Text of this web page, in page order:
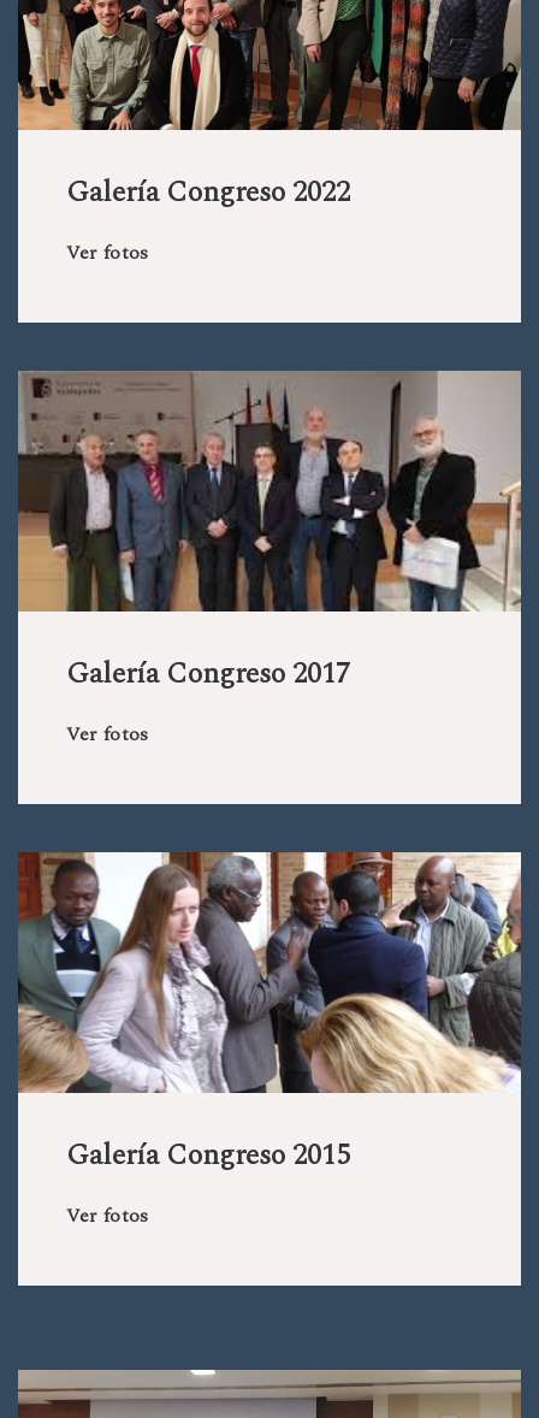
Galería Congreso 2022
Ver fotos
Galería Congreso 2017
Ver fotos
Galería Congreso 2015
Ver fotos